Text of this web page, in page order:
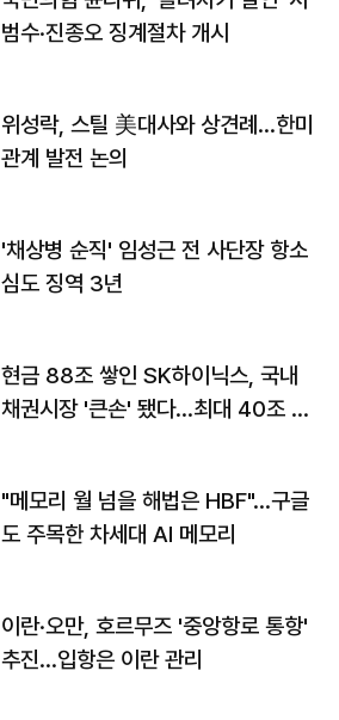
범수·진종오 징계절차 개시
위성락, 스틸 美대사와 상견례…한미
관계 발전 논의
'채상병 순직' 임성근 전 사단장 항소
심도 징역 3년
현금 88조 쌓인 SK하이닉스, 국내
채권시장 '큰손' 됐다…최대 40조 투
"메모리 월 넘을 해법은 HBF"…구글
도 주목한 차세대 AI 메모리
이란·오만, 호르무즈 '중앙항로 통항'
추진…입항은 이란 관리